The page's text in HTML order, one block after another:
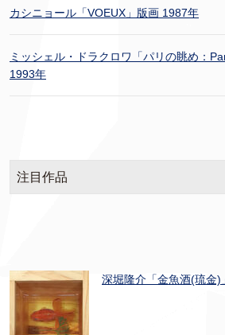
カシニョール「VOEUX」版画 1987年
ミッシェル・ドラクロワ「パリの眺め：
1993年
注目作品
深堀隆介「金魚酒(琉金